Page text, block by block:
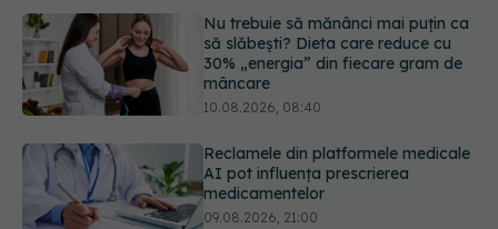
Reclamele din platformele medicale
AI pot influența prescrierea
medicamentelor
09.08.2026, 21:00
De ce nu trebuie să cureți vinetele.
Ce conține, de fapt, coaja lor
09.08.2026, 20:00